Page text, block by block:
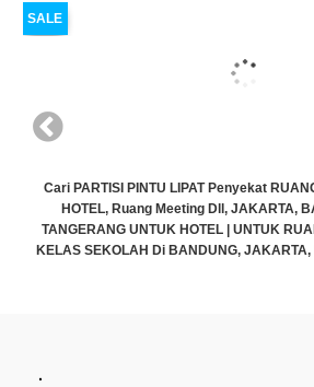
SALE
Cari PARTISI PINTU LIPAT Penyekat
HOTEL, Ruang Meeting Dll, JAKARTA,
TANGERANG UNTUK HOTEL | UNTUK
KELAS SEKOLAH Di BANDUNG, JAKARTA,
.